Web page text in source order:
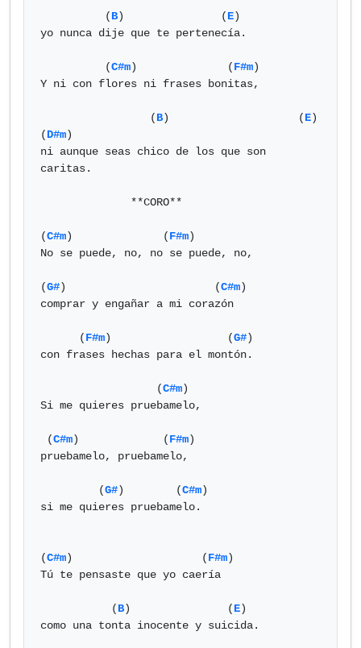
          (
B)               (E)
yo nunca dije que te pertenecía.
          (
C#m)              (F#m)
Y ni con flores ni frases bonitas,
                 (
B)                    (E)
(D#m)
ni aunque seas chico de los que son
caritas.
(C#m)              (F#m)
No se puede, no, no se puede, no,
(G#)                       (C#m)
comprar y engañar a mi corazón
      (
F#m)                  (G#)
con frases hechas para el montón.
                  (
C#m)
Si me quieres pruebamelo,
(C#m)             (F#m)
pruebamelo, pruebamelo,
         (
G#)        (C#m)
si me quieres pruebamelo.
(C#m)                    (F#m)
Tú te pensaste que yo caería
           (
B)               (E)
como una tonta inocente y suicida.